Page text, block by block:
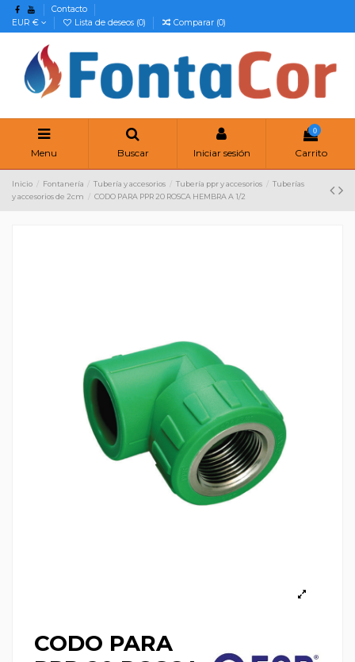
Contacto
EUR €
Lista de deseos (0) Comparar (0)
Menu Buscar Iniciar sesión
0
Carrito
Inicio Fontanería Tubería y accesorios Tubería ppr y accesorios
Tuberías
y accesorios de 2cm
CODO PARA PPR 20 ROSCA HEMBRA A 1/2
CODO PARA